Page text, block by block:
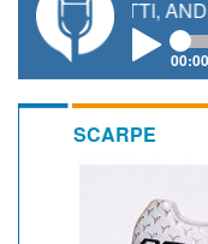
ANDREA
00:00
SCARPE